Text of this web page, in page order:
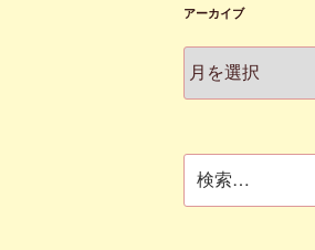
アーカイブ
ー
ブ
索: